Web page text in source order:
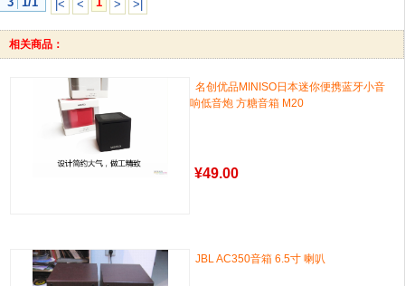
|< < > >|
相关商品：
名创优品MINISO日本迷你便携蓝牙小音
响低音炮 方糖音箱 M20
¥49.00
JBL AC350音箱 6.5寸 喇叭